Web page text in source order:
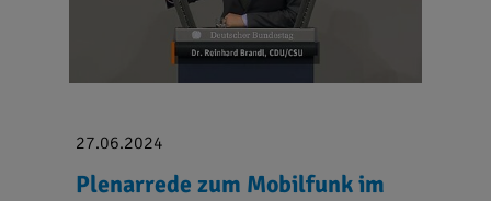
27.06.2024
Plenarrede zum Mobilfunk im